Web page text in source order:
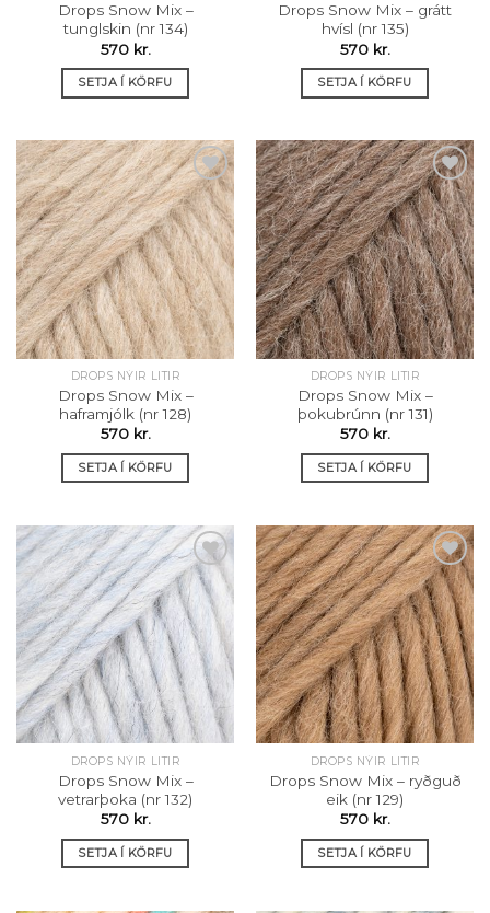
Drops Snow Mix –
tunglskin (nr 134)
570 kr.
SETJA Í KÖRFU
Drops Snow Mix – grátt
hvísl (nr 135)
570 kr.
SETJA Í KÖRFU
Setja á
óskalista
DROPS NÝIR LITIR
Drops Snow Mix –
haframjólk (nr 128)
570 kr.
SETJA Í KÖRFU
Setja á
óskalista
DROPS NÝIR LITIR
Drops Snow Mix –
þokubrúnn (nr 131)
570 kr.
SETJA Í KÖRFU
Setja á
óskalista
DROPS NÝIR LITIR
Drops Snow Mix –
vetrarþoka (nr 132)
570 kr.
SETJA Í KÖRFU
Setja á
óskalista
DROPS NÝIR LITIR
Drops Snow Mix – ryðguð
eik (nr 129)
570 kr.
SETJA Í KÖRFU